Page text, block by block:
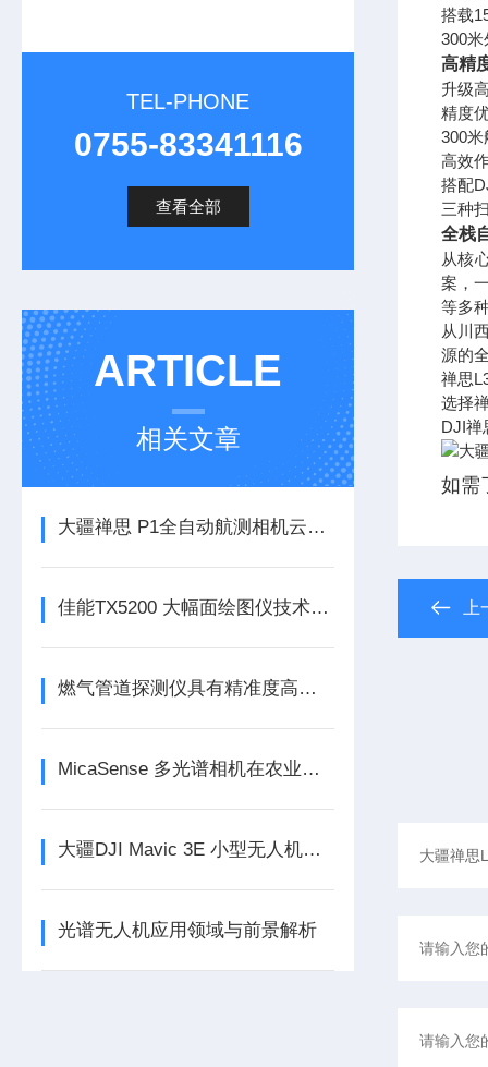
TEL-PHONE
0755-83341116
查看全部
ARTICLE
相关文章
大疆禅思 P1全自动航测相机云台简介
佳能TX5200 大幅面绘图仪技术参数
燃气管道探测仪具有精准度高、抗干扰强等特点
MicaSense 多光谱相机在农业中的应用
大疆DJI Mavic 3E 小型无人机航测
光谱无人机应用领域与前景解析
搭载
300
高精
升级
精度
300
高效
搭配
三种
全栈
从核
案，
等多
从川
源的
禅思
选择
DJI
如需